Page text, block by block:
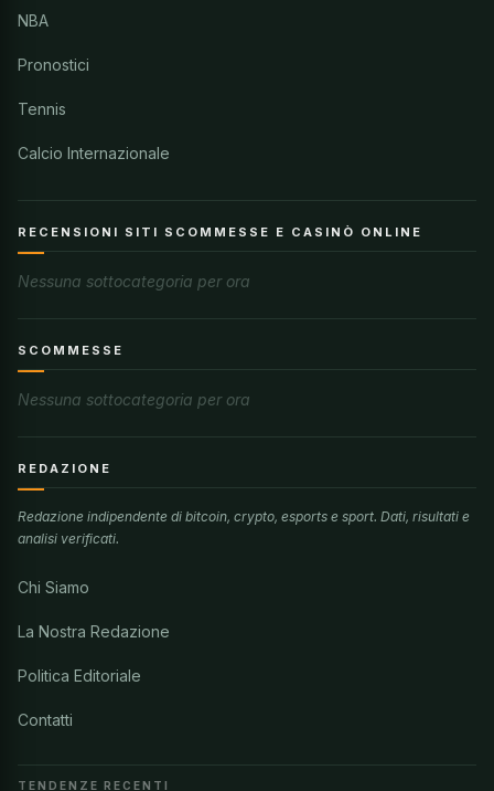
NBA
Pronostici
Tennis
Calcio Internazionale
RECENSIONI SITI SCOMMESSE E CASINÒ ONLINE
Nessuna sottocategoria per ora
SCOMMESSE
Nessuna sottocategoria per ora
REDAZIONE
Redazione indipendente di bitcoin, crypto, esports e sport. Dati, risultati e
analisi verificati.
Chi Siamo
La Nostra Redazione
Politica Editoriale
Contatti
TENDENZE RECENTI